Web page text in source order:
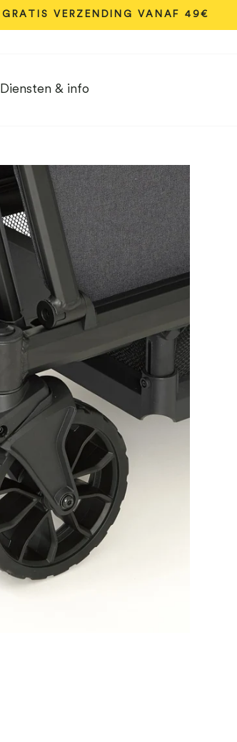
GRATIS VERZENDING VANAF 49€
Diensten & info